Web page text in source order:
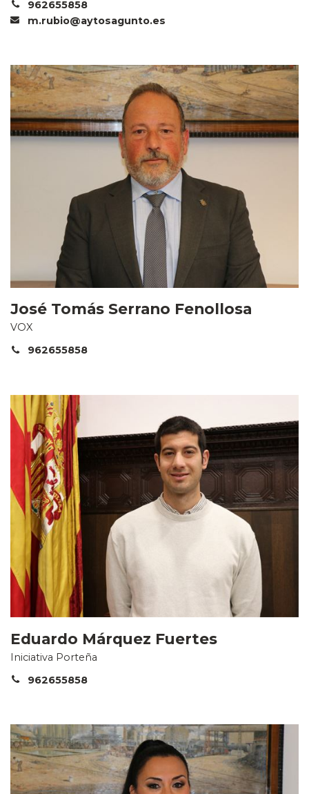
962655858
m.rubio@aytosagunto.es
José Tomás Serrano Fenollosa
VOX
962655858
Eduardo Márquez Fuertes
Iniciativa Porteña
962655858